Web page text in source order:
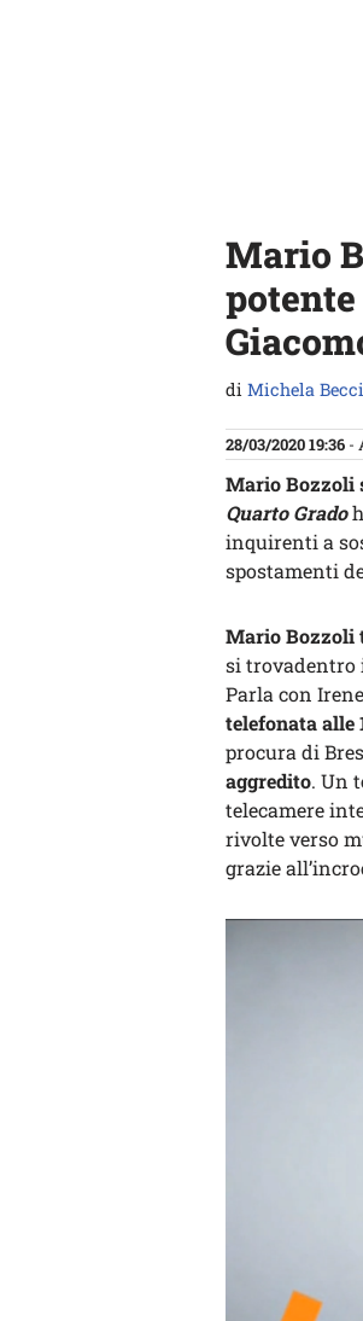
Mario
di Michela
28/03/2020 19:36 -
Mario Bozzoli
Quarto Grado
inquirenti a
spostamenti
Mario Bozzoli
si trovadentro
Parla con
telefonata alle
procura di
aggredito. Un
telecamere
rivolte verso
grazie